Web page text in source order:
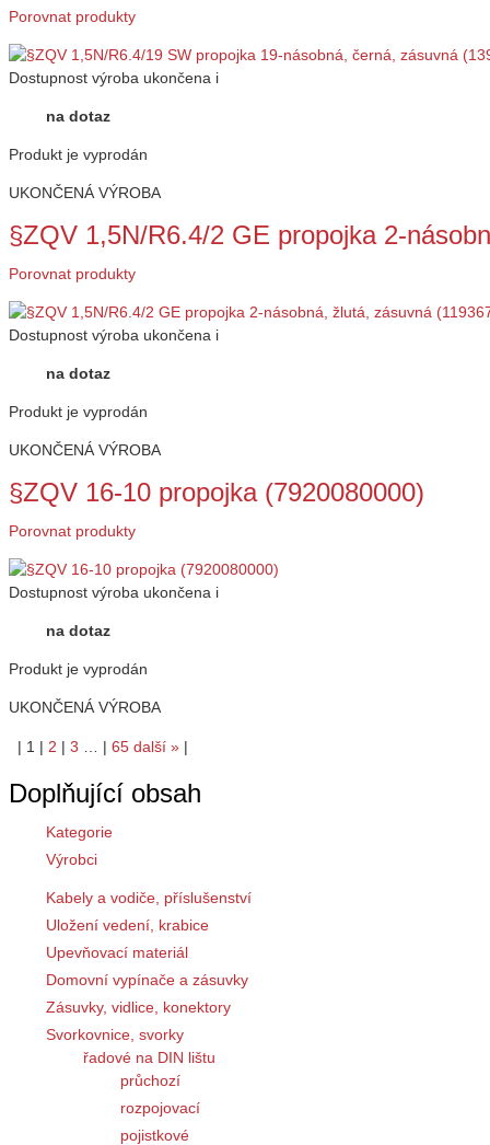
Porovnat produkty
Dostupnost výroba ukončena i
na dotaz
Produkt je vyprodán
UKONČENÁ VÝROBA
§ZQV 1,5N/R6.4/2 GE propojka 2-
Porovnat produkty
Dostupnost výroba ukončena i
na dotaz
Produkt je vyprodán
UKONČENÁ VÝROBA
§ZQV 16-10 propojka (7920080000)
Porovnat produkty
Dostupnost výroba ukončena i
na dotaz
Produkt je vyprodán
UKONČENÁ VÝROBA
| 1 | 2 | 3 | 65 další » |
Doplňující obsah
Kategorie
Výrobci
Kabely a vodiče, příslušenství
Uložení vedení, krabice
Upevňovací materiál
Domovní vypínače a zásuvky
Zásuvky, vidlice, konektory
Svorkovnice, svorky
řadové na DIN lištu
průchozí
rozpojovací
pojistkové